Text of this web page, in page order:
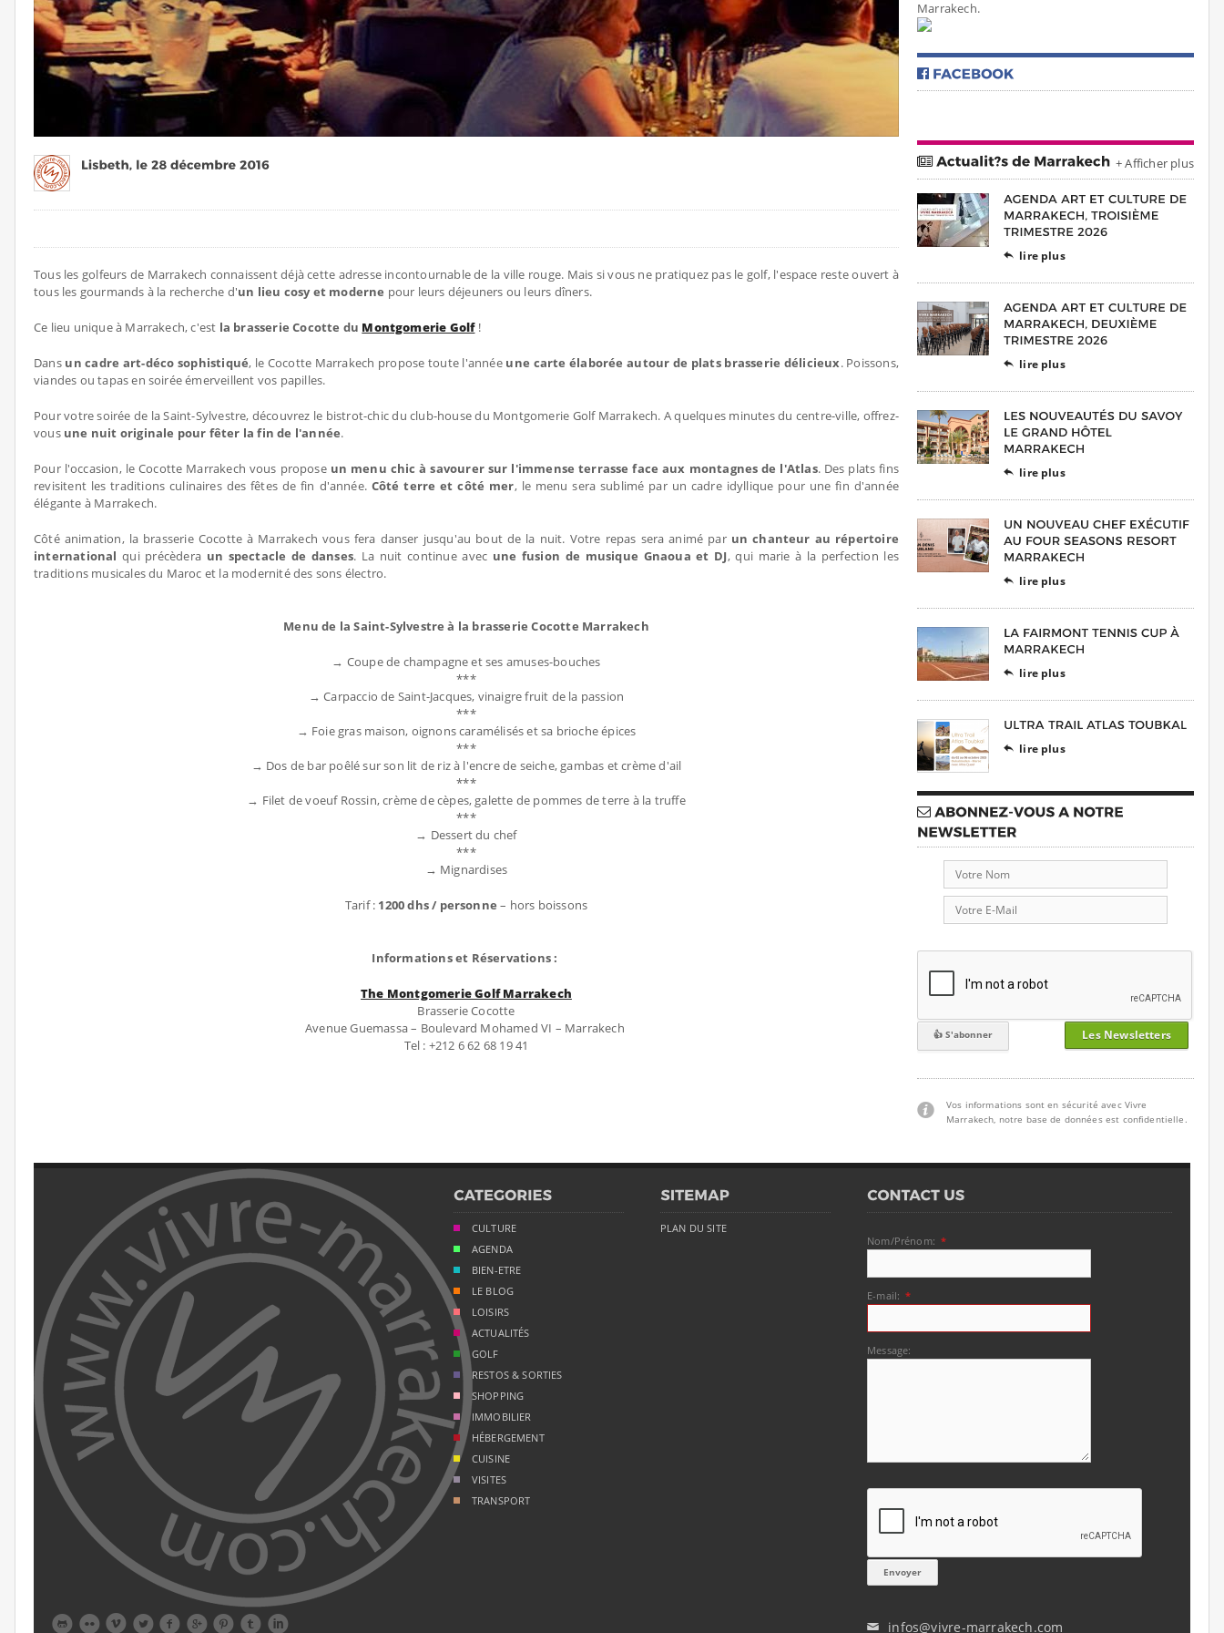
Tous les golfeurs de Marrakech connaissent déjà cette adresse incontournable de la ville rouge. Mais si vous ne pratiquez pas le golf, l'espace reste ouvert à
tous les gourmands à la recherche d'un lieu cosy et moderne pour leurs déjeuners ou leurs dîners.
Ce lieu unique à Marrakech, c'est la brasserie Cocotte du Montgomerie Golf!
Dans un cadre art-déco sophistiqué, le Cocotte Marrakech propose toute l'année une carte élaborée autour de plats brasserie délicieux. Poissons,
viandes ou tapas en soirée émerveillent vos papilles.
Pour votre soirée de la Saint-Sylvestre, découvrez le bistrot-chic du club-house du Montgomerie Golf Marrakech. A quelques minutes du centre-ville, offrez-
vous une nuit originale pour fêter la fin de l'année.
Pour l'occasion, le Cocotte Marrakech vous proposeun menu chic à savourer sur l'immense terrasse face aux montagnes de l'Atlas. Des plats fins
revisitent les traditions culinaires des fêtes de fin d'année. Côté terre et côté mer, le menu sera sublimé par un cadre idyllique pour une fin d'année
élégante à Marrakech.
Côté animation, la brasserie Cocotte à Marrakech vous fera danser jusqu'au bout de la nuit. Votre repas sera animé par un chanteur au répertoire
international qui précèdera un spectacle de danses. La nuit continue avec une fusion de musique Gnaoua et DJ, qui marie à la perfection les
traditions musicales du Maroc et la modernité des sons électro.
Menu de la Saint-Sylvestre à la brasserie Cocotte Marrakech
→ Coupe de champagne et ses amuses-bouches
***
→ Carpaccio de Saint-Jacques, vinaigre fruit de la passion
***
→ Foie gras maison, oignons caramélisés et sa brioche épices
***
→ Dos de bar poêlé sur son lit de riz à l'encre de seiche, gambas et crème d'ail
***
→ Filet de voeuf Rossin, crème de cèpes, galette de pommes de terre à la truffe
***
→ Dessert du chef
***
→ Mignardises
Tarif : 1200 dhs / personne – hors boissons
Informations et Réservations :
The Montgomerie Golf Marrakech
Brasserie Cocotte
Avenue Guemassa – Boulevard Mohamed VI – Marrakech
Tel : +212 6 62 68 19 41
Marrakech.
+ Afficher plus
 lire plus
 lire plus
 lire plus
 lire plus
 lire plus
 lire plus
Les Newsletters
Vos informations sont en sécurité avec Vivre
Marrakech, notre base de données est confidentielle.
        
CULTURE
AGENDA
BIEN-ETRE
LE BLOG
LOISIRS
ACTUALITÉS
GOLF
RESTOS & SORTIES
SHOPPING
IMMOBILIER
HÉBERGEMENT
CUISINE
VISITES
TRANSPORT
PLAN DU SITE
Nom/Prénom: *
E-mail: *
Message:
✉ infos@vivre-marrakech.com